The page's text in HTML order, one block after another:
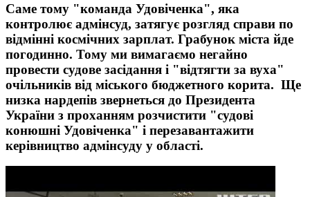
Саме тому "команда Удовіченка", яка
контролює адмінсуд, затягує розгляд справи по
відмінні космічних зарплат. Грабунок міста йде
погодинно. Тому ми вимагаємо негайно
провести судове засідання і "відтягти за вуха"
очільників від міського бюджетного корита. Ще
низка нардепів звернеться до Президента
України з проханням розчистити "судові
конюшні Удовіченка" і перезавантажити
керівництво адмінсуду у області.